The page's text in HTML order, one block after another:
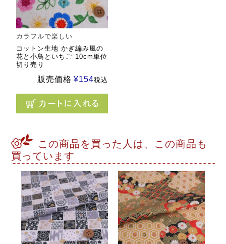
カラフルで楽しい
コットン生地 かぎ編み風の
花と小鳥といちご 10cm単位
切り売り
販売価格 ¥154税込
この商品を買った人は、この商品も
買っています